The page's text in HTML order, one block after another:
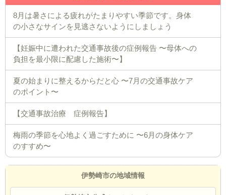
8月は暑さによる疲れがたまりやすい季節です。身体
の小さなサインを見逃さないようにしましょう
【妊娠中に遭われた交通事故後の症例報告 〜母体への
負担を最小限に配慮した施術〜】
夏の始まりに整えるからだと心 〜7月の交通事故ケア
のポイント〜
【交通事故治療 症例報告】
梅雨の季節を心地よく過ごすために 〜6月の身体ケア
のすすめ〜
伊勢崎市の地域情報